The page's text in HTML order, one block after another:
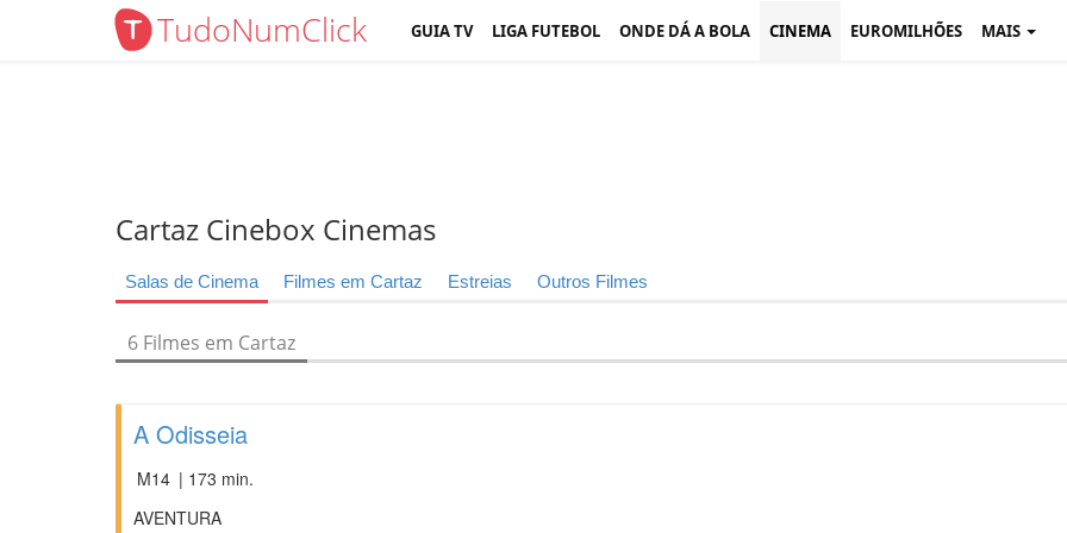
TudoNumClick GUIA TV LIGA FUTEBOL ONDE DÁ A BOLA CINEMA EUROMILHÕES MAIS
Cartaz Cinebox Cinemas
Salas de Cinema Filmes em Cartaz Estreias Outros Filmes
6 Filmes em Cartaz
A Odisseia
M14 | 173 min.
AVENTURA